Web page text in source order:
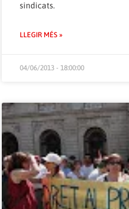
sindicats.
LLEGIR MÉS »
04/06/2013 - 18:00:00